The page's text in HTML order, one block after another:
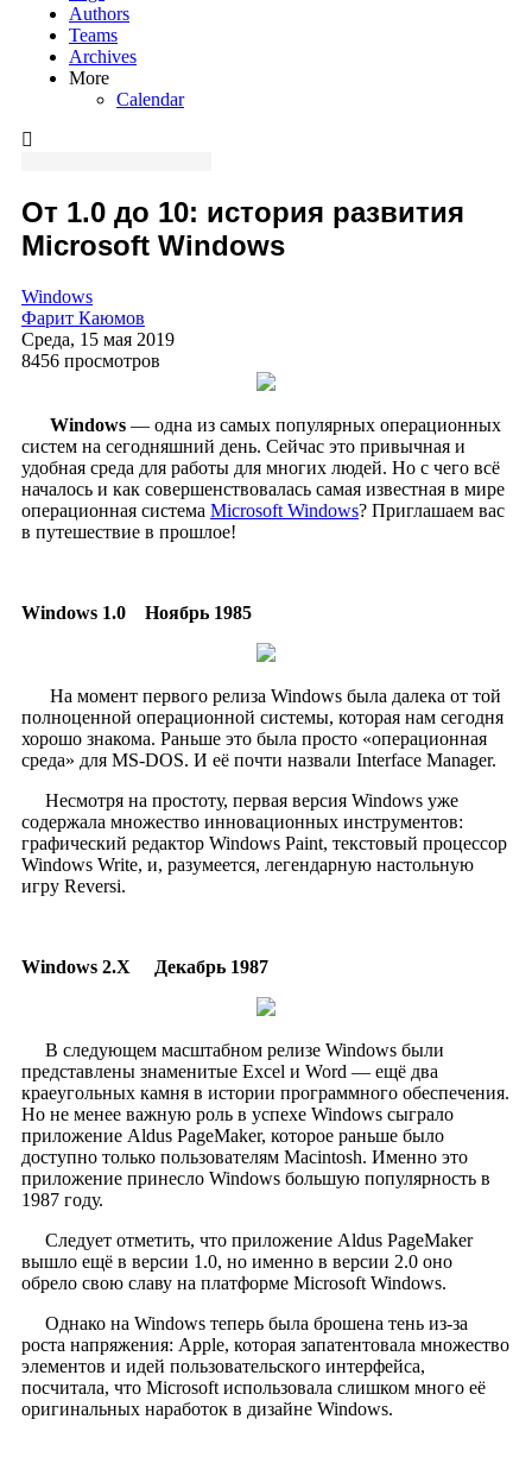
Authors
Teams
Archives
More
Calendar
От 1.0 до 10: история развития
Microsoft Windows
Windows
Фарит Каюмов
Среда, 15 мая 2019
8456 просмотров
Windows — одна из самых популярных операционных
систем на сегодняшний день. Сейчас это привычная и
удобная среда для работы для многих людей. Но с чего всё
началось и как совершенствовалась самая известная в мире
операционная система Microsoft Windows? Приглашаем вас
в путешествие в прошлое!
Windows 1.0 Ноябрь 1985
На момент первого релиза Windows была далека от той
полноценной операционной системы, которая нам сегодня
хорошо знакома. Раньше это была просто «операционная
среда» для MS-DOS. И её почти назвали Interface Manager.
Несмотря на простоту, первая версия Windows уже
содержала множество инновационных инструментов:
графический редактор Windows Paint, текстовый процессор
Windows Write, и, разумеется, легендарную настольную
игру Reversi.
Windows 2.X Декабрь 1987
В следующем масштабном релизе Windows были
представлены знаменитые Excel и Word — ещё два
краеугольных камня в истории программного обеспечения.
Но не менее важную роль в успехе Windows сыграло
приложение Aldus PageMaker, которое раньше было
доступно только пользователям Macintosh. Именно это
приложение принесло Windows большую популярность в
1987 году.
Следует отметить, что приложение Aldus PageMaker
вышло ещё в версии 1.0, но именно в версии 2.0 оно
обрело свою славу на платформе Microsoft Windows.
Однако на Windows теперь была брошена тень из-за
роста напряжения: Apple, которая запатентовала множество
элементов и идей пользовательского интерфейса,
посчитала, что Microsoft использовала слишком много её
оригинальных наработок в дизайне Windows.